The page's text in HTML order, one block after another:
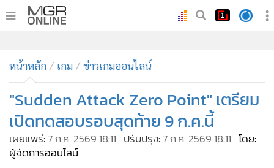
• ทันเหตุการณ์
• ภาคใต้
ภูมิภาค
• Online Section
• บันเทิง
• ผู้จัดการรายวัน
หน้าหลัก เกม ข่าวเกมออนไลน์
"Sudden Attack Zero Point" เตรียม
เปิดทดสอบรอบสุดท้าย 9 ก.ค.นี้
เผยแพร่:7 ก.ค. 2569 18:11 ปรับปรุง:7 ก.ค. 2569 18:11 โดย:
ผู้จัดการออนไลน์